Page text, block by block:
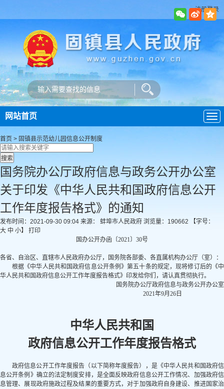
注册登录
导
航
网站首页
首页 > 固镇县示范幼儿园信息公开制度
国务院办公厅政府信息与政务公开办公室
关于印发《中华人民共和国政府信息公开
工作年度报告格式》的通知
发布时间：2021-09-30 09:04 来源： 蚌埠市人民政府 浏览量： 190662
【字号：
大 中 小】
打印
国办公开办函〔2021〕30号
各省、自治区、直辖市人民政府办公厅，国务院各部委、各直属机构办公厅（室）：
根据《中华人民共和国政府信息公开条例》第五十条的规定，现将修订后的《中
华人民共和国政府信息公开工作年度报告格式》印发给你们，请认真贯彻执行。
国务院办公厅政府信息与政务公开办公室
2021年9月26日
中华人民共和国
政府信息公开工作年度报告格式
政府信息公开工作年度报告（以下简称年度报告），是《中华人民共和国政府信
息公开条例》确立的法定制度安排，是全面反映政府信息公开工作情况、加强政府信
息管理、展现政府施政过程及结果的重要方式，对于加强政府自身建设、推进国家治